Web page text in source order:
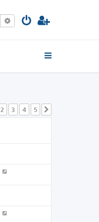
Suche Erweiterte Suche
2 3 4 5